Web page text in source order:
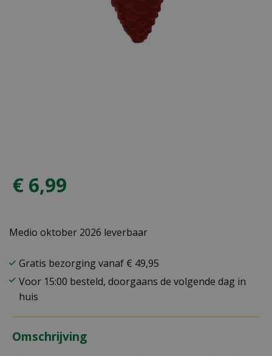
€ 6,99
Medio oktober 2026 leverbaar
Gratis bezorging vanaf € 49,95
Voor 15:00 besteld, doorgaans de volgende dag in
huis
Omschrijving